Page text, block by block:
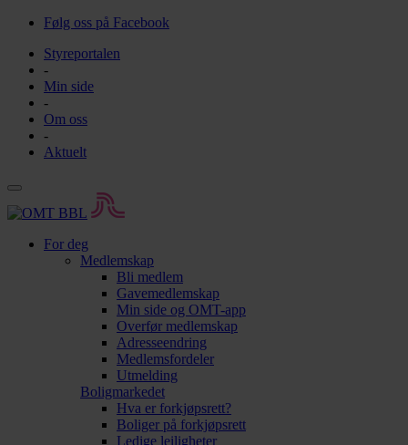
Følg oss på Facebook
Styreportalen
-
Min side
-
Om oss
-
Aktuelt
For deg
Medlemskap
Bli medlem
Gavemedlemskap
Min side og OMT-app
Overfør medlemskap
Adresseendring
Medlemsfordeler
Utmelding
Boligmarkedet
Hva er forkjøpsrett?
Boliger på forkjøpsrett
Ledige leiligheter